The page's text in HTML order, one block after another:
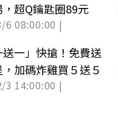
超Q鑰匙圈89元
6 08:00:00 |
送一」快搶！免費送
加碼炸雞買５送５
3 14:00:00 |